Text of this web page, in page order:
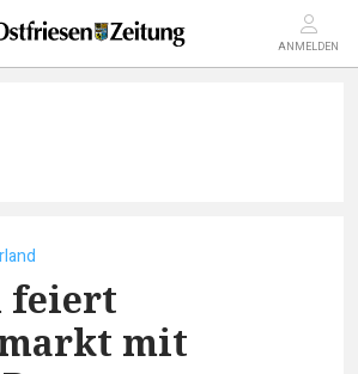
ANMELDEN
feiert
mit